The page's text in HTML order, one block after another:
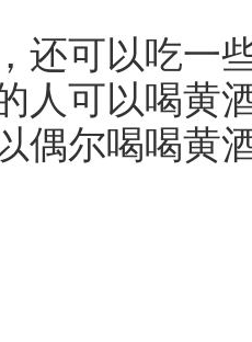
还可以吃一
人可以喝黄
偶尔喝喝黄